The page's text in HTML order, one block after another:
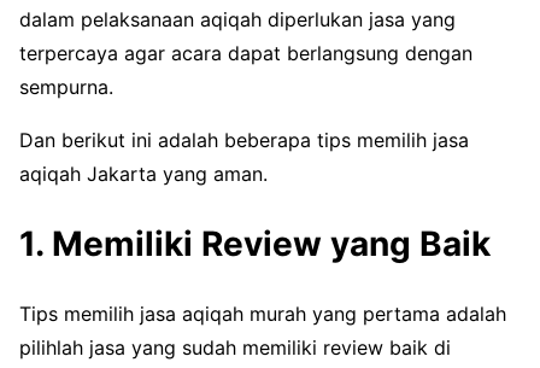
dalam pelaksanaan aqiqah diperlukan jasa yang
terpercaya agar acara dapat berlangsung dengan
sempurna.
Dan berikut ini adalah beberapa tips memilih jasa
aqiqah Jakarta yang aman.
1. Memiliki Review yang Baik
Tips memilih jasa aqiqah murah yang pertama adalah
pilihlah jasa yang sudah memiliki review baik di